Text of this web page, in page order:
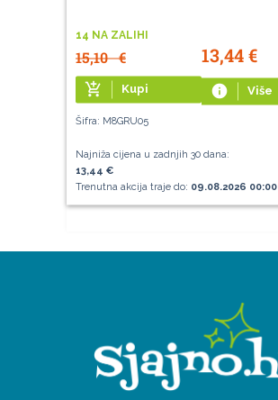
14 NA ZALIHI
15,10€ 13,44€
add_shopping_cart Kupi info Više
Šifra: M8GRU05
Najniža cijena u zadnjih 30 dana:
13,44 €
Trenutna akcija traje do: 09.08.2026 00:00